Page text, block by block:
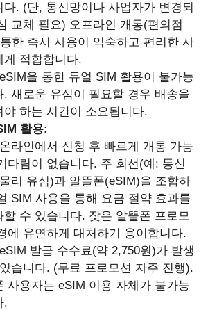
다. (단, 통신망이나 사업자가 변경되
교체 필요) 오프라인 개통(편의점
한 즉시 사용이 익숙하고 편리한 사
게 적합합니다.
eSIM을 통한 듀얼 SIM 활용이 불가능
. 새로운 유심이 필요할 경우 배송을
야 하는 시간이 소요됩니다.
활용:
온라인에서 신청 후 빠르게 개통 가능
다림이 없습니다. 주 회선(예: 통신
리 유심)과 알뜰폰(eSIM)을 조합하
SIM 사용을 통해 요금 절약 효과를
할 수 있습니다. 잦은 알뜰폰 프로모
에 유연하게 대처하기 용이합니다.
eSIM 발급 수수료(약 2,750원)가 발생
습니다. (무료 프로모션 자주 진행).
사용자는 eSIM 이용 자체가 불가능
.